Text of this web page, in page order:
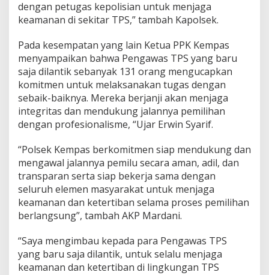
dengan petugas kepolisian untuk menjaga
keamanan di sekitar TPS,” tambah Kapolsek.
Pada kesempatan yang lain Ketua PPK Kempas
menyampaikan bahwa Pengawas TPS yang baru
saja dilantik sebanyak 131 orang mengucapkan
komitmen untuk melaksanakan tugas dengan
sebaik-baiknya. Mereka berjanji akan menjaga
integritas dan mendukung jalannya pemilihan
dengan profesionalisme, “Ujar Erwin Syarif.
“Polsek Kempas berkomitmen siap mendukung dan
mengawal jalannya pemilu secara aman, adil, dan
transparan serta siap bekerja sama dengan
seluruh elemen masyarakat untuk menjaga
keamanan dan ketertiban selama proses pemilihan
berlangsung”, tambah AKP Mardani.
“Saya mengimbau kepada para Pengawas TPS
yang baru saja dilantik, untuk selalu menjaga
keamanan dan ketertiban di lingkungan TPS